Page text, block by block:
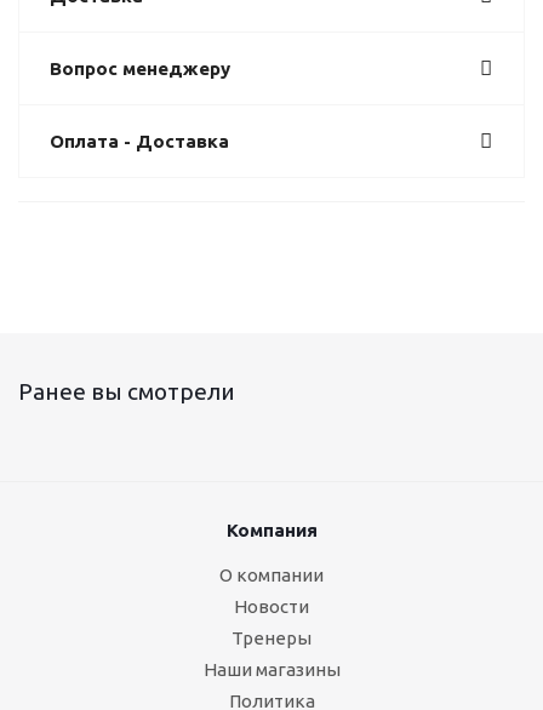
Вопрос менеджеру
Оплата - Доставка
Ранее вы смотрели
Компания
О компании
Новости
Тренеры
Наши магазины
Политика